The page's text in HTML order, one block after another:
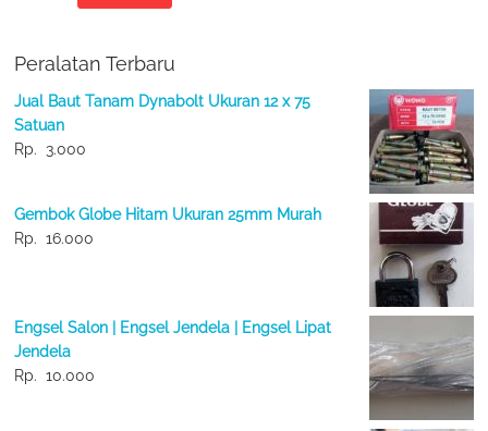
Peralatan Terbaru
Jual Baut Tanam Dynabolt Ukuran 12 x 75
Satuan
Rp.
3.000
Gembok Globe Hitam Ukuran 25mm Murah
Rp. 16.000
Engsel Salon | Engsel Jendela | Engsel Lipat
Jendela
Rp. 10.000